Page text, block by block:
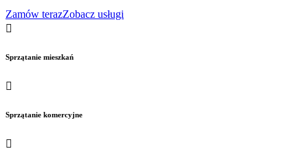
Zamów terazZobacz usługi

Sprzątanie mieszkań

Sprzątanie komercyjne
